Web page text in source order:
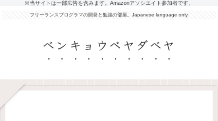
※当サイトは一部広告を含みます。Amazonアソシエイト参加者です。
フリーランスプログラマの開発と勉強の部屋。Japanese language only.
ベンキョウベヤダベヤ